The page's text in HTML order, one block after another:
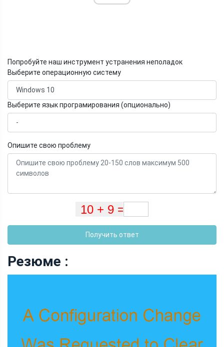
Попробуйте наш инструмент устранения неполадок
Выберите операционную систему
Выберите язык програмирования (опционально)
Опишите свою проблему
Получить ответ
Резюме :